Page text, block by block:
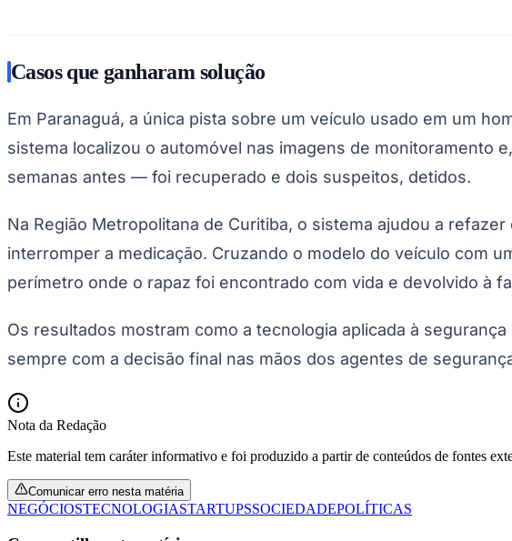
Casos que ganharam solução
Em Paranaguá, a única pista sobre um veículo usado em um
sistema localizou o automóvel nas imagens de monitoramento
semanas antes — foi recuperado e dois suspeitos, detidos.
Na Região Metropolitana de Curitiba, o sistema ajudou a
interromper a medicação. Cruzando o modelo do veículo com
perímetro onde o rapaz foi encontrado com vida e devolvido à
Os resultados mostram como a tecnologia aplicada à
sempre com a decisão final nas mãos dos agentes de
Nota da Redação
Este material tem caráter informativo e foi produzido a partir de conteúdos de fontes
Comunicar erro nesta matéria
NEGÓCIOSTECNOLOGIASTARTUPSSOCIEDADEPOLÍTICAS